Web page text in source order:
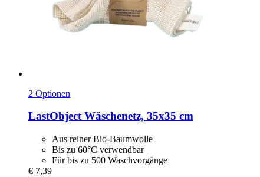
2 Optionen
LastObjectWäschenetz, 35x35 cm
Aus reiner Bio-Baumwolle
Bis zu 60°C verwendbar
Für bis zu 500 Waschvorgänge
€ 7,39